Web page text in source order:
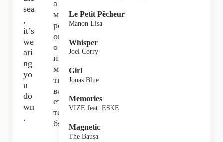
sea
,
it’s
we
ari
ng
yo
u
do
wn
.
а в
мо
ре,
он
о
из
ма
ты
ва
ет
те
бя.
Le Petit Pêcheur
Manon Lisa
Whisper
Joel Corry
Girl
Jonas Blue
Memories
VIZE feat. ESKE
Magnetic
The Bausa